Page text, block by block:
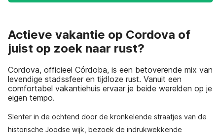
Actieve vakantie op Cordova of
juist op zoek naar rust?
Cordova, officieel Córdoba, is een betoverende mix van
levendige stadssfeer en tijdloze rust. Vanuit een
comfortabel vakantiehuis ervaar je beide werelden op je
eigen tempo.
Slenter in de ochtend door de kronkelende straatjes van de
historische Joodse wijk, bezoek de indrukwekkende